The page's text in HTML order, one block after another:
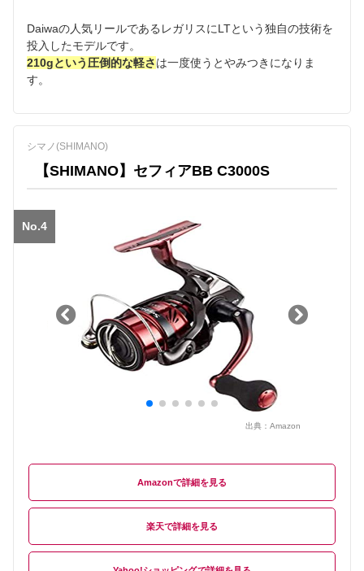
Daiwaの人気リールであるレガリスにLTという独自の技術を
投入したモデルです。
210gという圧倒的な軽さは一度使うとやみつきになりま
す。
シマノ(SHIMANO)
【SHIMANO】セフィアBB C3000S
No.4
出典： Amazon
Amazon
楽天